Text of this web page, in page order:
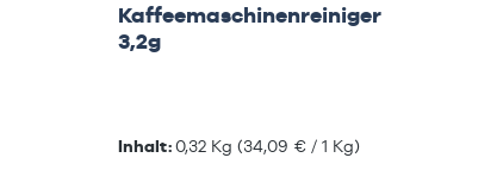
Kaffeemaschinenreiniger
3,2g
Inhalt:0,32 Kg (34,09 € / 1 Kg)